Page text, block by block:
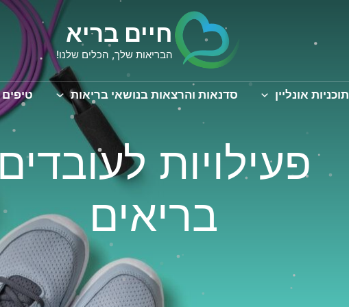
חיים בריא
הבריאות שלך, הכלים שלנו!
תוכניות אונליין סדנאות והרצאות בנושאי בריאות טיפים
פעילויות לעובדים
בריאים